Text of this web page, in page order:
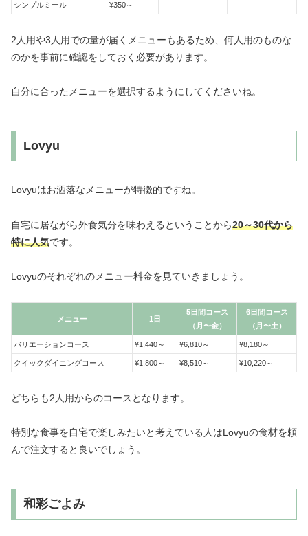
シンプルミール ¥350～ – –
2人用や3人用での量が届くメニューもあるため、何人用のものな
のかを事前に確認をしておく必要があります。
自分に合ったメニューを選択するようにしてくださいね。
Lovyu
Lovyuはお洒落なメニューが特徴的ですね。
自宅に居ながら外食気分を味わえるということから20～30代から
特に人気です。
Lovyuのそれぞれのメニュー料金を見ていきましょう。
メニュー 1日
5日間コース
（月〜金）
6日間コース
（月〜土）
バリエーションコース ¥1,440～ ¥6,810～ ¥8,180～
クイックダイニングコース ¥1,800～ ¥8,510～ ¥10,220～
どちらも2人用からのコースとなります。
特別な食事を自宅で楽しみたいと考えている人はLovyuの食材を頼
んで注文すると良いでしょう。
和彩ごよみ